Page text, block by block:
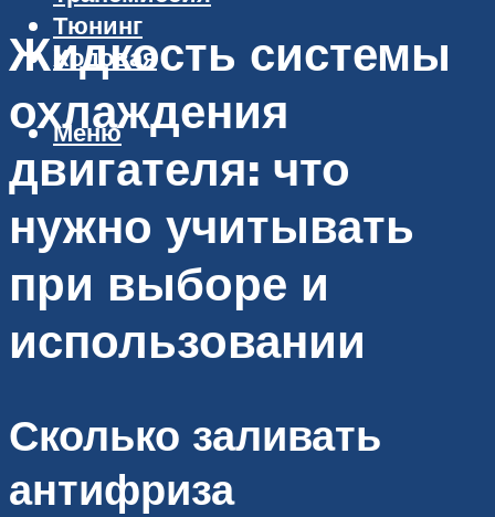
Тюнинг
Ходовая
Меню
Жидкость системы
охлаждения
двигателя: что
нужно учитывать
при выборе и
использовании
Сколько заливать
антифриза